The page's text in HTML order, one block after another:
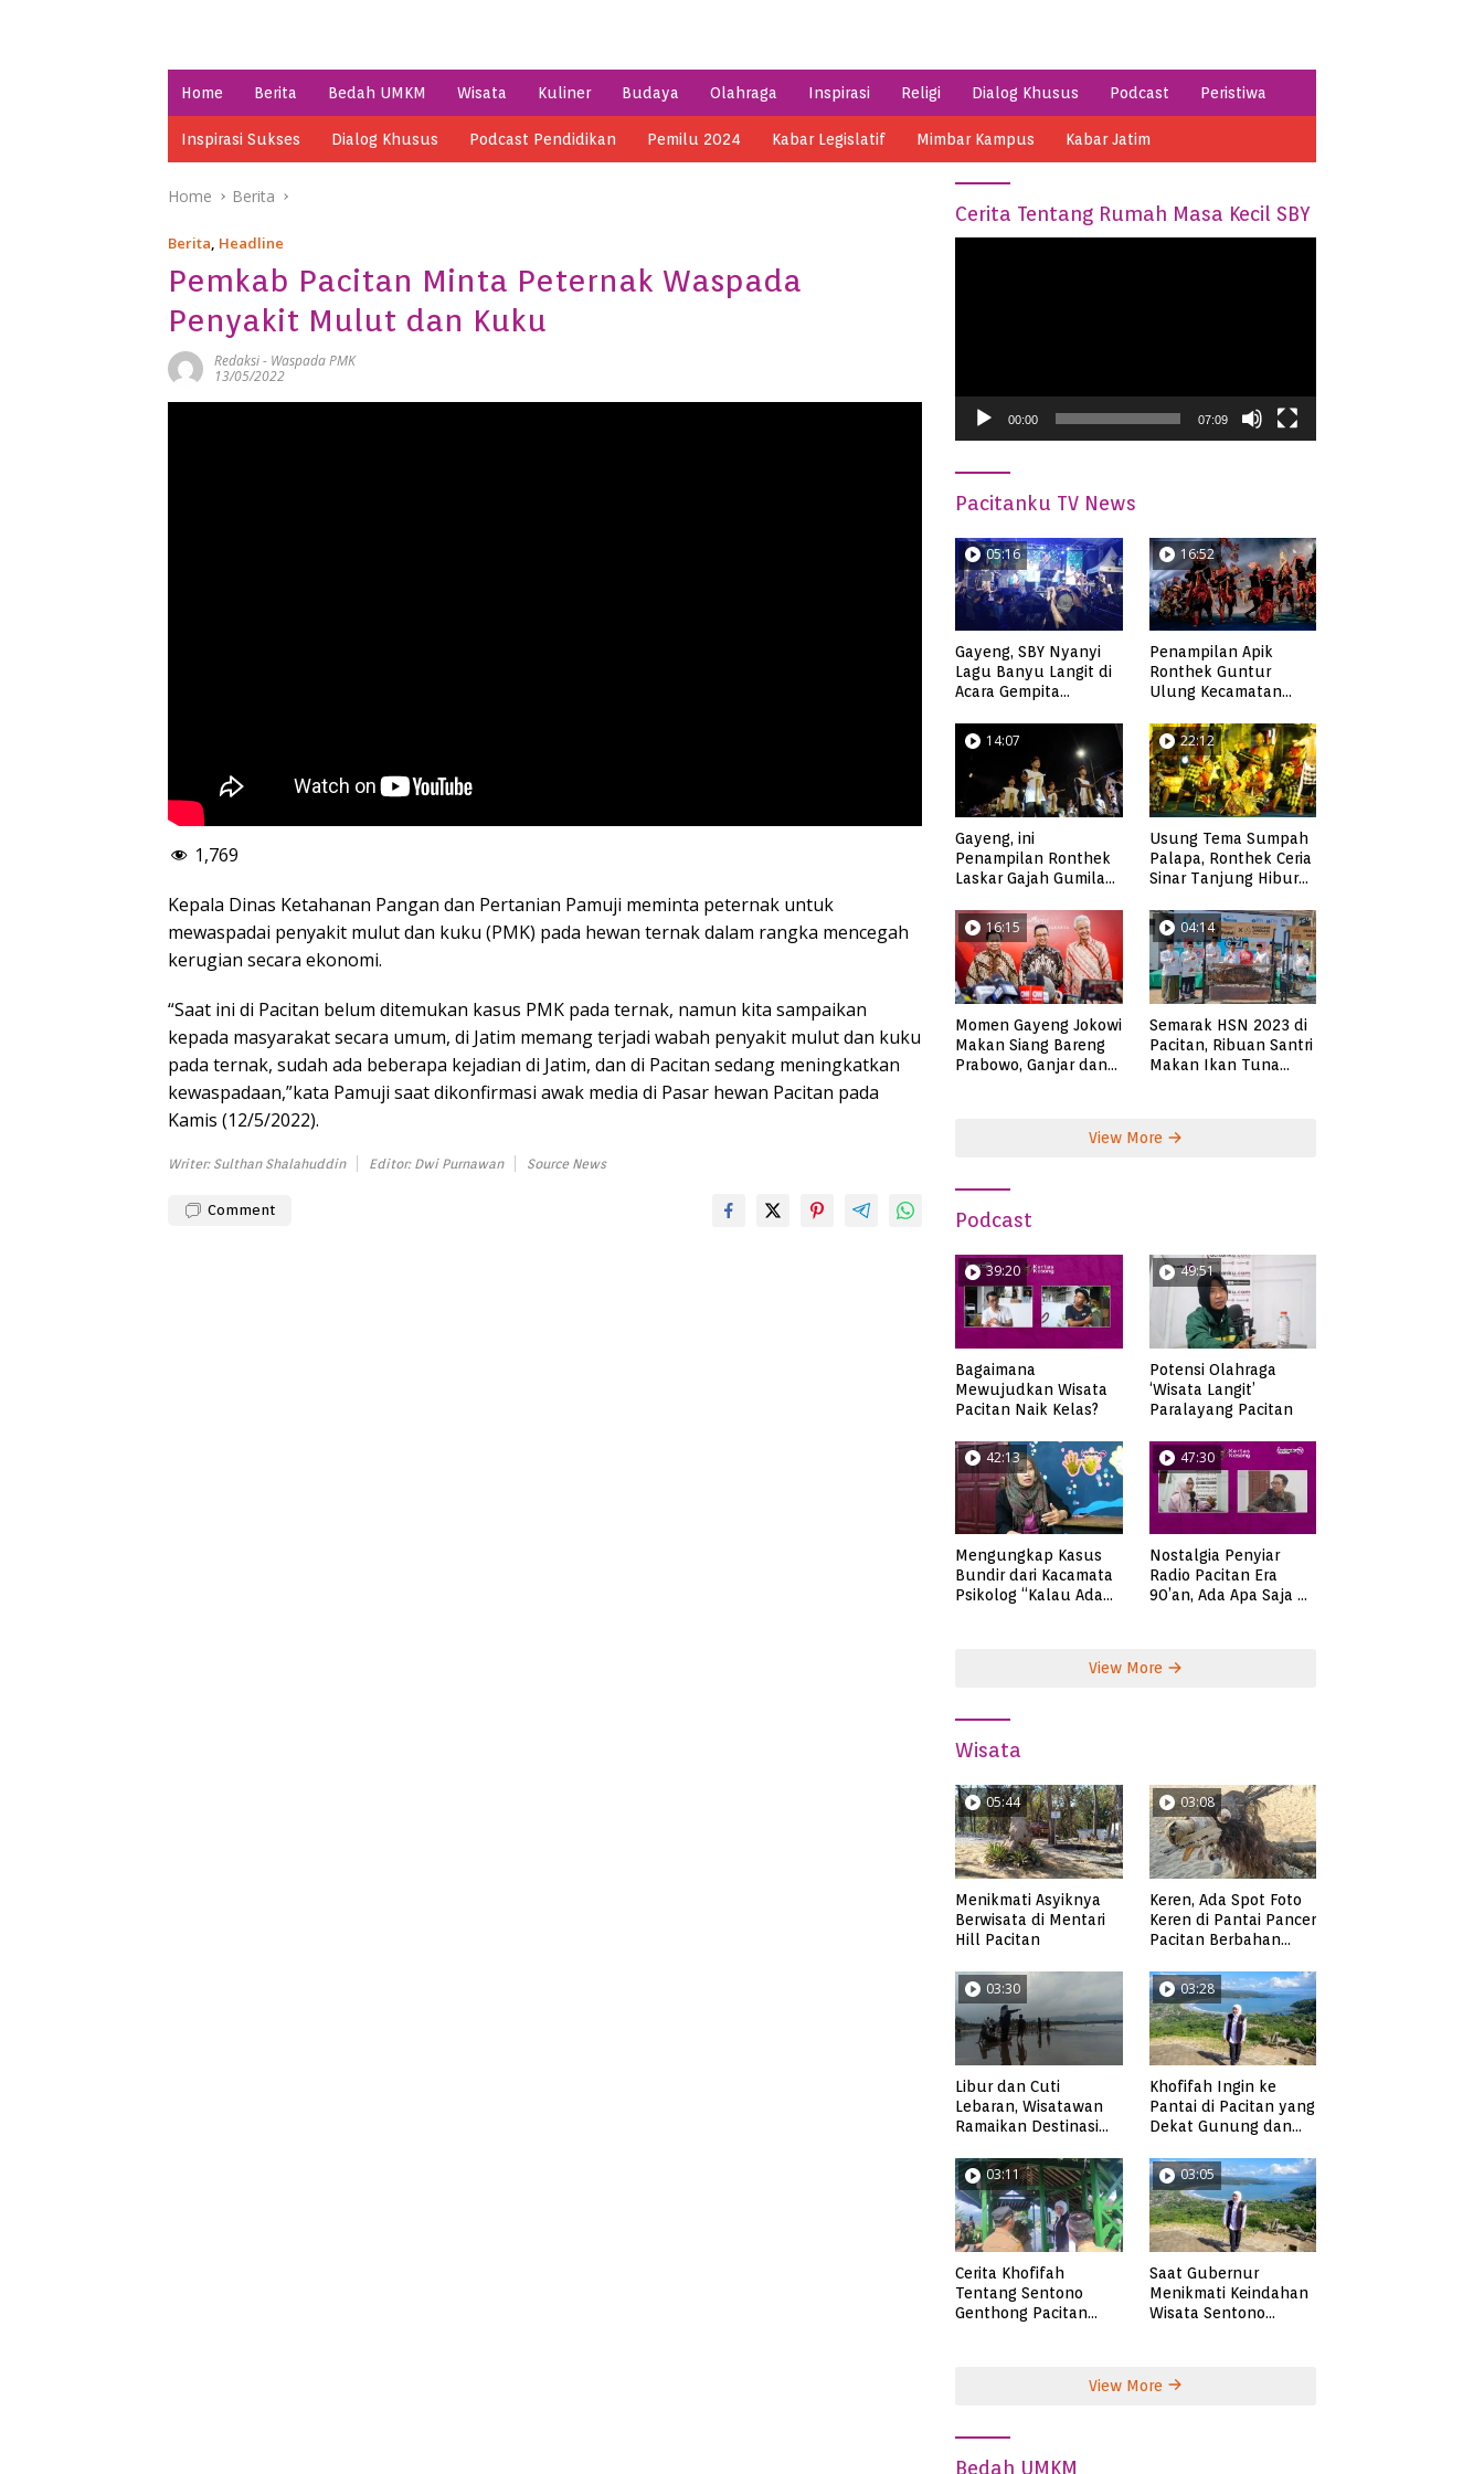
Home Berita Bedah UMKM Wisata Kuliner Budaya Olahraga Inspirasi Religi Dialog Khusus Podcast Peristiwa
Inspirasi Sukses Dialog Khusus Podcast Pendidikan Pemilu 2024 Kabar Legislatif Mimbar Kampus Kabar Jatim
Home Berita
Berita, Headline
Pemkab Pacitan Minta Peternak Waspada
Penyakit Mulut dan Kuku
Redaksi- Waspada PMK
13/05/2022
1,769
Kepala Dinas Ketahanan Pangan dan Pertanian Pamuji meminta peternak untuk
mewaspadai penyakit mulut dan kuku (PMK) pada hewan ternak dalam rangka mencegah
kerugian secara ekonomi.
“Saat ini di Pacitan belum ditemukan kasus PMK pada ternak, namun kita sampaikan
kepada masyarakat secara umum, di Jatim memang terjadi wabah penyakit mulut dan kuku
pada ternak, sudah ada beberapa kejadian di Jatim, dan di Pacitan sedang meningkatkan
kewaspadaan,”kata Pamuji saat dikonfirmasi awak media di Pasar hewan Pacitan pada
Kamis (12/5/2022).
Writer: Sulthan Shalahuddin Editor: Dwi Purnawan Source News
Comment
Cerita Tentang Rumah Masa Kecil SBY
00:00 07:09
Pacitanku TV News
05:16
Gayeng, SBY Nyanyi
Lagu Banyu Langit di
Acara Gempita
16:52
Penampilan Apik
Ronthek Guntur
Ulung Kecamatan
14:07
Gayeng, ini
Penampilan Ronthek
Laskar Gajah Gumilap
22:12
Usung Tema Sumpah
Palapa, Ronthek Ceria
Sinar Tanjung Hibur
FRP 2023
16:15
Momen Gayeng Jokowi
Makan Siang Bareng
Prabowo, Ganjar dan
04:14
Semarak HSN 2023 di
Pacitan, Ribuan Santri
Makan Ikan Tuna
View More
Podcast
39:20
Bagaimana
Mewujudkan Wisata
Pacitan Naik Kelas?
49:51
Potensi Olahraga
‘Wisata Langit’
Paralayang Pacitan
42:13
Mengungkap Kasus
Bundir dari Kacamata
Psikolog “Kalau Ada
47:30
Nostalgia Penyiar
Radio Pacitan Era
90’an, Ada Apa Saja di
View More
Wisata
05:44
Menikmati Asyiknya
Berwisata di Mentari
Hill Pacitan
03:08
Keren, Ada Spot Foto
Keren di Pantai Pancer
Pacitan Berbahan
03:30
Libur dan Cuti
Lebaran, Wisatawan
Ramaikan Destinasi
03:28
Khofifah Ingin ke
Pantai di Pacitan yang
Dekat Gunung dan
Pangasan?
03:11
Cerita Khofifah
Tentang Sentono
Genthong Pacitan
03:05
Saat Gubernur
Menikmati Keindahan
Wisata Sentono
View More
Bedah UMKM